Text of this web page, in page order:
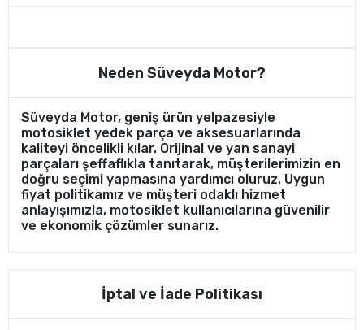
Neden Süveyda Motor?
Süveyda Motor, geniş ürün yelpazesiyle
motosiklet yedek parça ve aksesuarlarında
kaliteyi öncelikli kılar. Orijinal ve yan sanayi
parçaları şeffaflıkla tanıtarak, müşterilerimizin en
doğru seçimi yapmasına yardımcı oluruz. Uygun
fiyat politikamız ve müşteri odaklı hizmet
anlayışımızla, motosiklet kullanıcılarına güvenilir
ve ekonomik çözümler sunarız.
İptal ve İade Politikası